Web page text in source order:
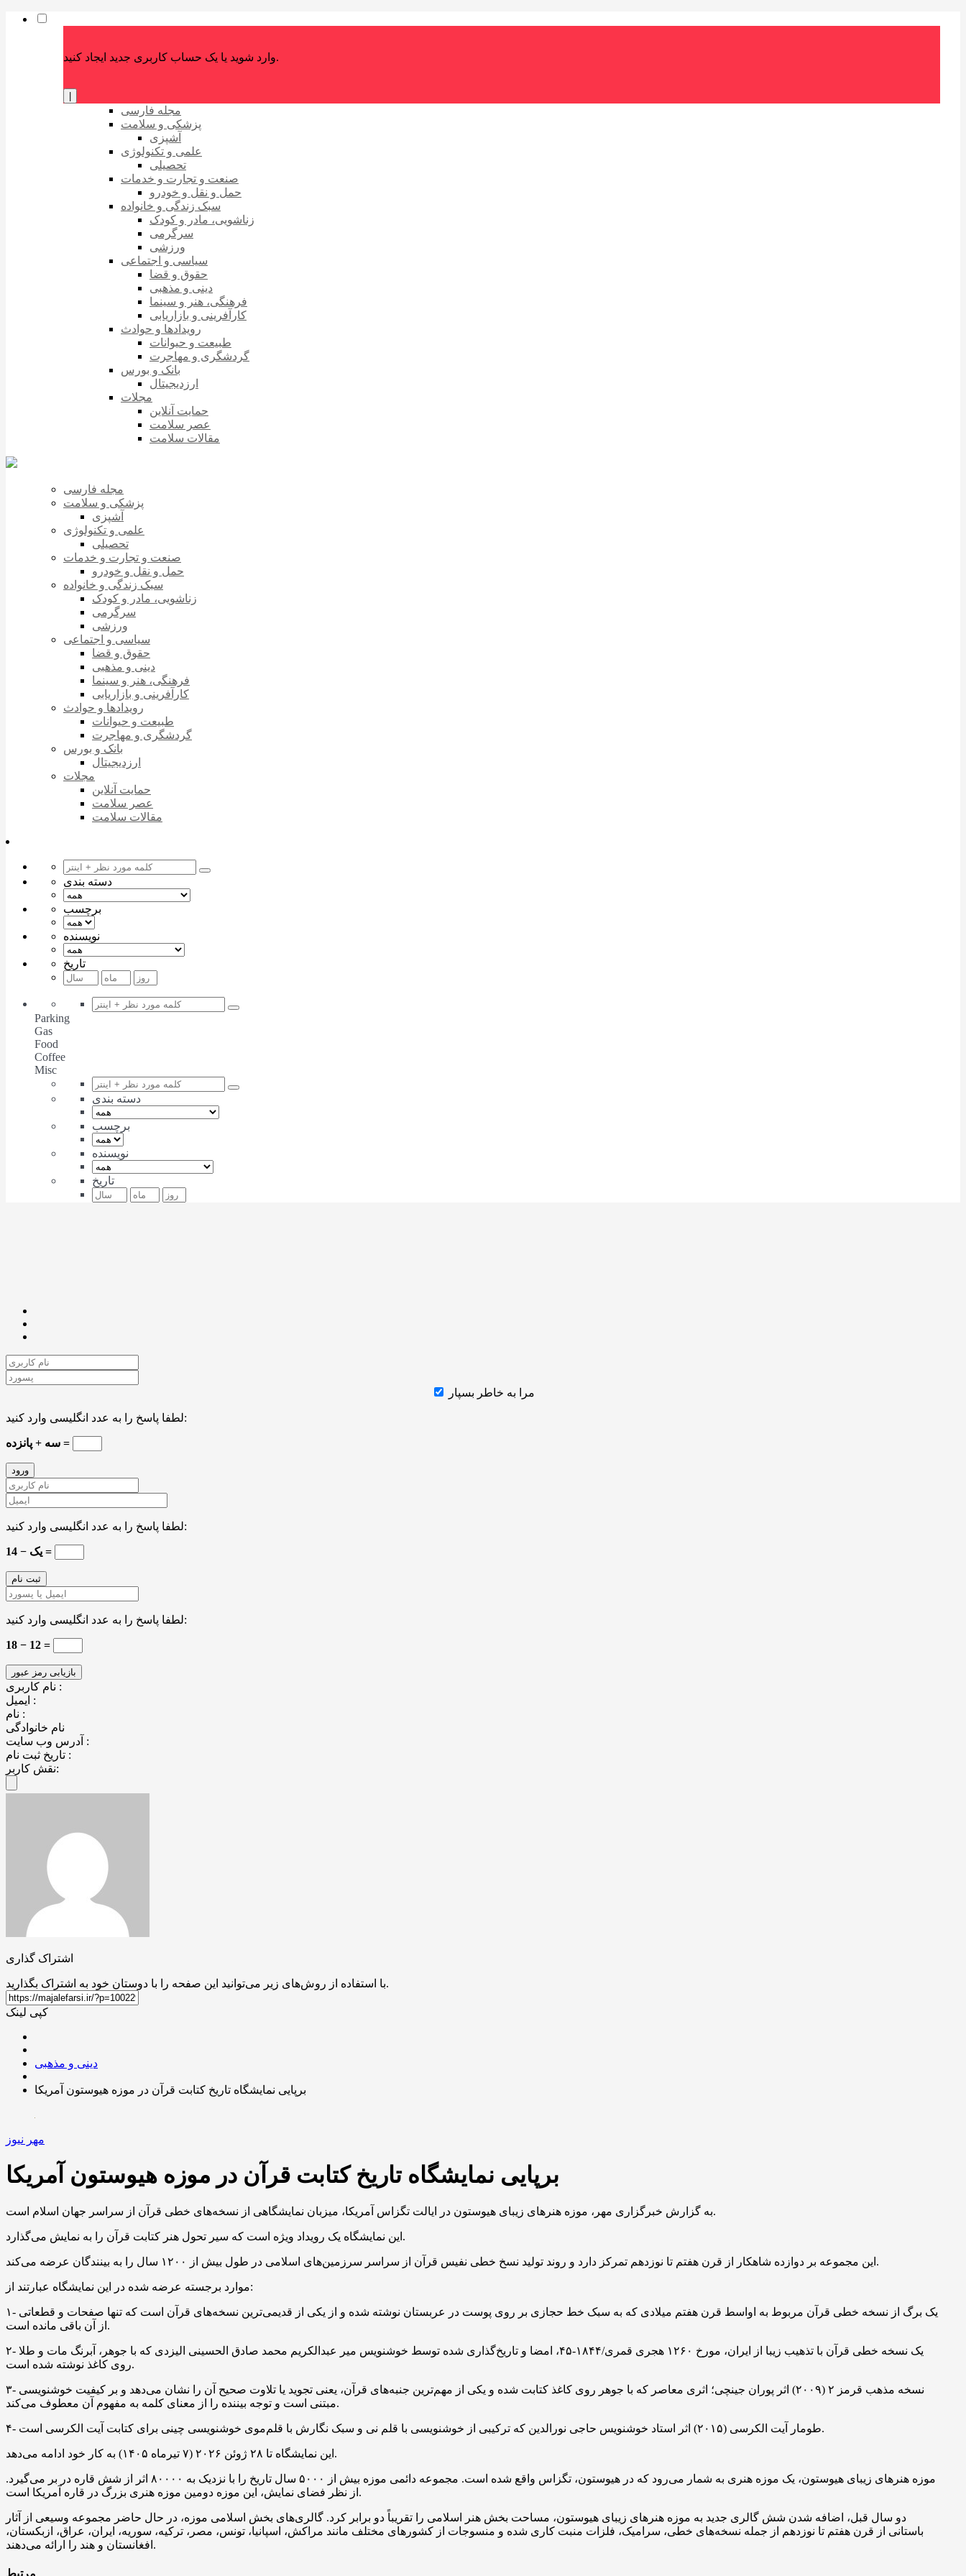
وارد شوید یا یک حساب کاربری جدید ایجاد کنید.
مجله فارسی
پزشکی و سلامت
آشپزی
علمی و تکنولوژی
تحصیلی
صنعت و تجارت و خدمات
حمل و نقل و خودرو
سبک زندگی و خانواده
زناشویی، مادر و کودک
سرگرمی
ورزشی
سیاسی و اجتماعی
حقوق و قضا
دینی و مذهبی
فرهنگی، هنر و سینما
کارآفرینی و بازاریابی
رویدادها و حوادث
طبیعت و حیوانات
گردشگری و مهاجرت
بانک و بورس
ارزدیجیتال
مجلات
حمایت آنلاین
عصر سلامت
مقالات سلامت
مجله فارسی
پزشکی و سلامت
آشپزی
علمی و تکنولوژی
تحصیلی
صنعت و تجارت و خدمات
حمل و نقل و خودرو
سبک زندگی و خانواده
زناشویی، مادر و کودک
سرگرمی
ورزشی
سیاسی و اجتماعی
حقوق و قضا
دینی و مذهبی
فرهنگی، هنر و سینما
کارآفرینی و بازاریابی
رویدادها و حوادث
طبیعت و حیوانات
گردشگری و مهاجرت
بانک و بورس
ارزدیجیتال
مجلات
حمایت آنلاین
عصر سلامت
مقالات سلامت
دسته بندی
برچسب
نویسنده
تاریخ
Parking
Gas
Food
Coffee
Misc
دسته بندی
برچسب
نویسنده
تاریخ
مرا به خاطر بسپار
لطفا پاسخ را به عدد انگلیسی وارد کنید:
سه + پانزده =
لطفا پاسخ را به عدد انگلیسی وارد کنید:
14 − یک =
لطفا پاسخ را به عدد انگلیسی وارد کنید:
18 − 12 =
نام کاربری :
ایمیل :
نام :
نام خانوادگی
آدرس وب سایت :
تاریخ ثبت نام :
نقش کاربر:
اشتراک گذاری
با استفاده از روش‌های زیر می‌توانید این صفحه را با دوستان خود به اشتراک بگذارید.
کپی لینک
دینی و مذهبی
برپایی نمایشگاه تاریخ کتابت قرآن در موزه هیوستون آمریکا
مهر نیوز
برپایی نمایشگاه تاریخ کتابت قرآن در موزه هیوستون آمریکا
به گزارش خبرگزاری مهر، موزه هنرهای زیبای هیوستون در ایالت تگزاس آمریکا، میزبان نمایشگاهی از نسخه‌های خطی قرآن از سراسر جهان اسلام است.
این نمایشگاه یک رویداد ویژه است که سیر تحول هنر کتابت قرآن را به نمایش می‌گذارد.
این مجموعه بر دوازده شاهکار از قرن هفتم تا نوزدهم تمرکز دارد و روند تولید نسخ خطی نفیس قرآن از سراسر سرزمین‌های اسلامی در طول بیش از ۱۲۰۰ سال را به بینندگان عرضه می‌کند.
موارد برجسته عرضه شده در این نمایشگاه عبارتند از:
۱- یک برگ از نسخه خطی قرآن مربوط به اواسط قرن هفتم میلادی که به سبک خط حجازی بر روی پوست در عربستان نوشته شده و از یکی از قدیمی‌ترین نسخه‌های قرآن است که تنها صفحات و قطعاتی
از آن باقی مانده است.
۲- یک نسخه خطی قرآن با تذهیب زیبا از ایران، مورخ ۱۲۶۰
هجری قمری/۱۸۴۴-۴۵، امضا و تاریخ‌گذاری شده توسط خوشنویس میر عبدالکریم محمد صادق الحسینی الیزدی که با جوهر، آبرنگ مات و طلا
روی کاغذ نوشته شده است.
۳- نسخه مذهب قرمز ۲ (۲۰۰۹) اثر پوران جینچی؛ اثری معاصر که با جوهر روی کاغذ کتابت شده و یکی از مهم‌ترین جنبه‌های قرآن، یعنی تجوید یا تلاوت صحیح آن را نشان می‌دهد و بر کیفیت خوشنویسی
مبتنی است و توجه بیننده را از معنای کلمه به مفهوم آن معطوف می‌کند.
۴- طومار آیت الکرسی (۲۰۱۵) اثر استاد خوشنویس حاجی نورالدین که ترکیبی از خوشنویسی با قلم نی و سبک نگارش با قلم‌موی خوشنویسی چینی برای کتابت آیت الکرسی است.
این نمایشگاه تا ۲۸ ژوئن ۲۰۲۶ (۷ تیرماه ۱۴۰۵) به کار خود ادامه می‌دهد.
موزه هنرهای زیبای هیوستون، یک موزه هنری به شمار می‌رود که در هیوستون، تگزاس واقع شده است. مجموعه دائمی موزه بیش از ۵۰۰۰ سال تاریخ را با نزدیک به ۸۰۰۰۰ اثر از شش قاره در بر می‌گیرد.
از نظر فضای نمایش، این موزه دومین موزه هنری بزرگ در قاره آمریکا است.
دو سال قبل، اضافه شدن شش گالری جدید به موزه هنرهای زیبای هیوستون، مساحت بخش هنر اسلامی را تقریباً دو برابر کرد. گالری‌های بخش اسلامی موزه، در حال حاضر مجموعه وسیعی از آثار
باستانی از قرن هفتم تا نوزدهم از جمله نسخه‌های خطی، سرامیک، فلزات منبت کاری شده و منسوجات از کشورهای مختلف مانند مراکش، اسپانیا، تونس، مصر، ترکیه، سوریه، ایران، عراق، ازبکستان،
افغانستان و هند را ارائه می‌دهند.